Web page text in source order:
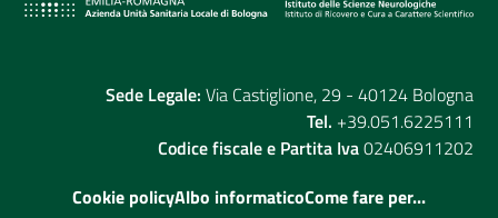
Sede Legale: Via Castiglione, 29 - 40124 Bologna
Tel. +39.051.6225111
Codice fiscale e Partita Iva02406911202
Cookie policyAlbo informaticoCome fare per...